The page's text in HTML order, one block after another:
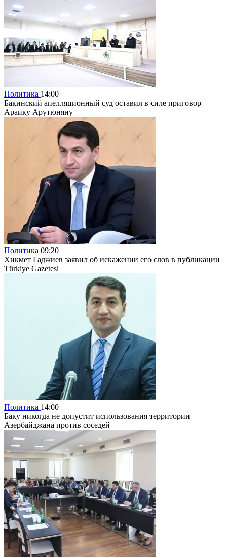
Политика 14:00
Бакинский апелляционный суд оставил в силе приговор
Араику Арутюняну
Политика 09:20
Хикмет Гаджиев заявил об искажении его слов в публикации
Türkiye Gazetesi
Политика 14:00
Баку никогда не допустит использования территории
Азербайджана против соседей